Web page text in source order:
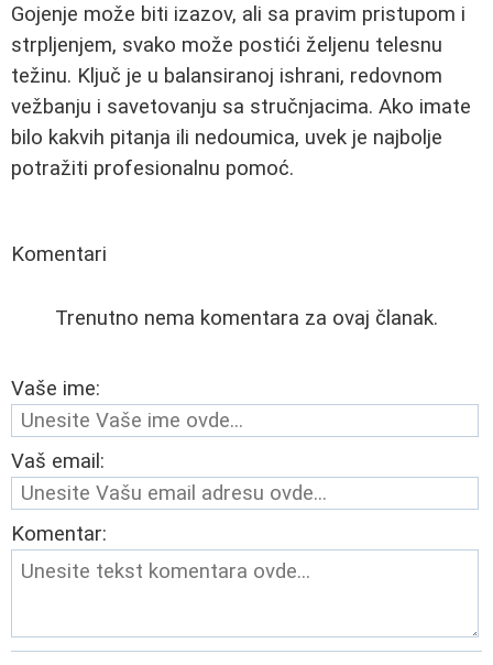
Gojenje može biti izazov, ali sa pravim pristupom i
strpljenjem, svako može postići željenu telesnu
težinu. Ključ je u balansiranoj ishrani, redovnom
vežbanju i savetovanju sa stručnjacima. Ako imate
bilo kakvih pitanja ili nedoumica, uvek je najbolje
potražiti profesionalnu pomoć.
Komentari
Trenutno nema komentara za ovaj članak.
Vaše ime:
Vaš email:
Komentar: